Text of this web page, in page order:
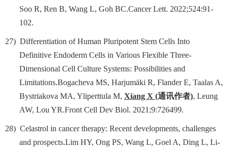
Soo R, Ren B, Wang L, Goh BC.Cancer Lett. 2022;524:91-
102.
27) Differentiation of Human Pluripotent Stem Cells Into
Definitive Endoderm Cells in Various Flexible Three-
Dimensional Cell Culture Systems: Possibilities and
Limitations.Bogacheva MS, Harjumäki R, Flander E, Taalas A,
Bystriakova MA, Yliperttula M, Xiang X (通讯作者), Leung
AW, Lou YR.Front Cell Dev Biol. 2021;9:726499.
28) Celastrol in cancer therapy: Recent developments, challenges
and prospects.Lim HY, Ong PS, Wang L, Goel A, Ding L, Li-